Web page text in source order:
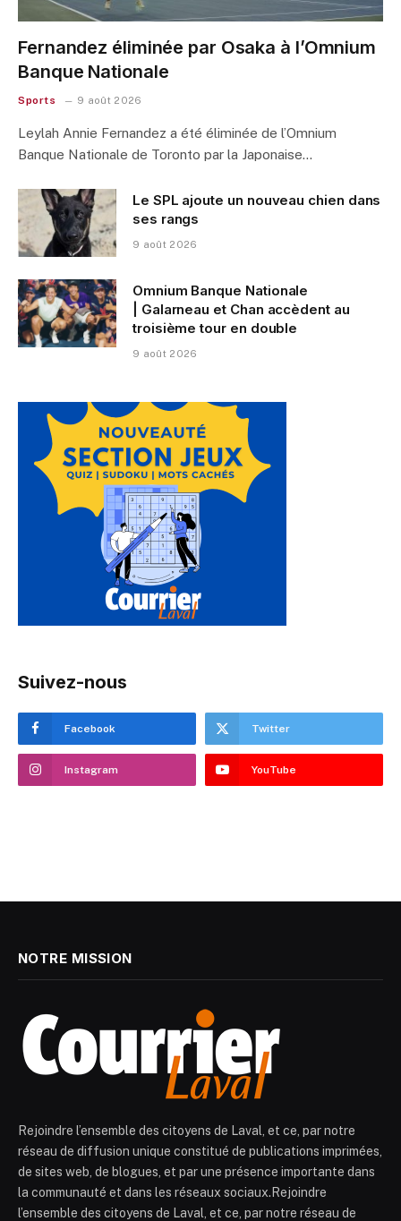
Fernandez éliminée par Osaka à l’Omnium
Banque Nationale
Sports 9 août 2026
Leylah Annie Fernandez a été éliminée de l’Omnium
Banque Nationale de Toronto par la Japonaise…
Le SPL ajoute un nouveau chien dans
ses rangs
9 août 2026
Omnium Banque Nationale
| Galarneau et Chan accèdent au
troisième tour en double
9 août 2026
Suivez-nous
Facebook Twitter
Instagram YouTube
NOTRE MISSION
Rejoindre l’ensemble des citoyens de Laval, et ce, par notre
réseau de diffusion unique constitué de publications imprimées,
de sites web, de blogues, et par une présence importante dans
la communauté et dans les réseaux sociaux.Rejoindre
l’ensemble des citoyens de Laval, et ce, par notre réseau de